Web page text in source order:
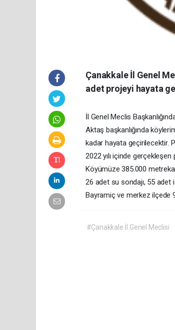
Çanakkale İl Genel
adet projeyi hayata
İl Genel Meclis
Aktaş başkanlığında
kadar hayata geçirilecektir.
2022 yılı içinde
Köyümüze 385.000
26 adet su sondajı, 55
Bayramiç ve merkez ilçede
#Çanakkale İl Genel Meclisi